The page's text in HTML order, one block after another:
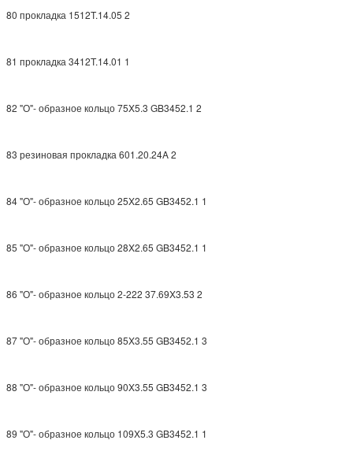
80 прокладка 1512T.14.05 2
81 прокладка 3412T.14.01 1
82 "О"- образное кольцо 75X5.3 GB3452.1 2
83 резиновая прокладка 601.20.24A 2
84 "О"- образное кольцо 25X2.65 GB3452.1 1
85 "О"- образное кольцо 28X2.65 GB3452.1 1
86 "О"- образное кольцо 2-222 37.69X3.53 2
87 "О"- образное кольцо 85X3.55 GB3452.1 3
88 "О"- образное кольцо 90X3.55 GB3452.1 3
89 "О"- образное кольцо 109X5.3 GB3452.1 1